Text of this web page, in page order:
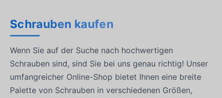
Schrauben kaufen
Wenn Sie auf der Suche nach hochwertigen
Schrauben sind, sind Sie bei uns genau richtig! Unser
umfangreicher Online-Shop bietet Ihnen eine breite
Palette von Schrauben in verschiedenen Größen,